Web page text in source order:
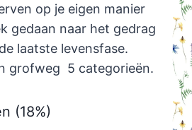
op je eigen manier
gedaan naar het gedrag
laatste levensfase.
grofweg 5 categorieën.
(18%)